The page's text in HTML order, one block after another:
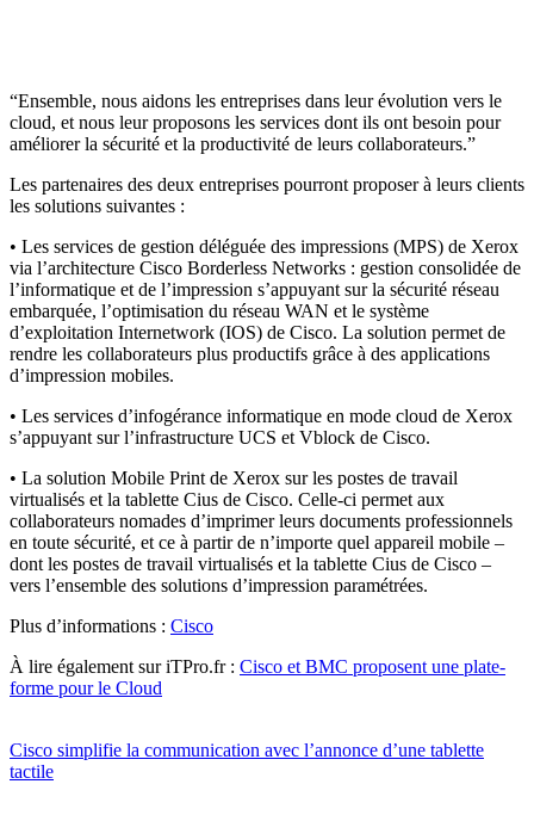
“Ensemble, nous aidons les entreprises dans leur évolution vers le
cloud, et nous leur proposons les services dont ils ont besoin pour
améliorer la sécurité et la productivité de leurs collaborateurs.”
Les partenaires des deux entreprises pourront proposer à leurs clients
les solutions suivantes :
• Les services de gestion déléguée des impressions (MPS) de Xerox
via l’architecture Cisco Borderless Networks : gestion consolidée de
l’informatique et de l’impression s’appuyant sur la sécurité réseau
embarquée, l’optimisation du réseau WAN et le système
d’exploitation Internetwork (IOS) de Cisco. La solution permet de
rendre les collaborateurs plus productifs grâce à des applications
d’impression mobiles.
• Les services d’infogérance informatique en mode cloud de Xerox
s’appuyant sur l’infrastructure UCS et Vblock de Cisco.
• La solution Mobile Print de Xerox sur les postes de travail
virtualisés et la tablette Cius de Cisco. Celle-ci permet aux
collaborateurs nomades d’imprimer leurs documents professionnels
en toute sécurité, et ce à partir de n’importe quel appareil mobile –
dont les postes de travail virtualisés et la tablette Cius de Cisco –
vers l’ensemble des solutions d’impression paramétrées.
Plus d’informations : Cisco
À lire également sur iTPro.fr : Cisco et BMC proposent une plate-
forme pour le Cloud
Cisco simplifie la communication avec l’annonce d’une tablette
tactile